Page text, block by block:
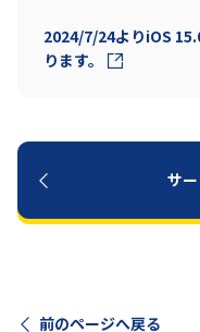
2024/7/24よりiOS
ります。
サ
前のページへ戻る